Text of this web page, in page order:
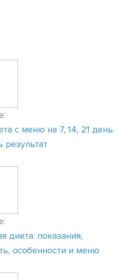
с меню на 7, 14, 21 день.
результат
диета: показания,
особенности и меню